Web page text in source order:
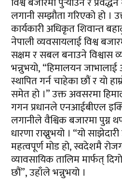
लगानी सम्झौता गरिएको हो ।
कार्यकारी अधिकृत शिवान्त
नेपाली व्यवसायलाई विश्व
सक्षम र सबल बनाउने विश्वास
भन्नुभयो, “हिमालयन जाभालाई
स्थापित गर्न चाहेका छौं र यो
समेत हो ।” उक्त अवसरमा
गगन प्रधानले एनआईबीएल
लगानीले वैश्विक बजारमा पुग्न
धारणा राख्नुभयो । “यो साझेदारी
महत्वपूर्ण मोड हो, स्वदेशमै
व्यावसायिक तालिम मार्फत्
छौं”, उहाँले भन्नुभयो ।